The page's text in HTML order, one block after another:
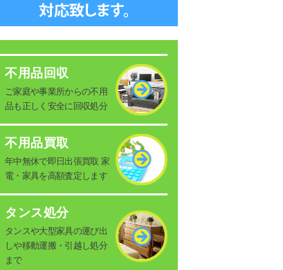
不用品回収
ご家庭や事業所からの不用
品も正しく安全に回収処分
不用品買取
年中無休で即日出張買取 家
電・家具を高額査定します
タンス処分
タンスや大型家具の運び出
しや移動運搬・引越し処分
まで